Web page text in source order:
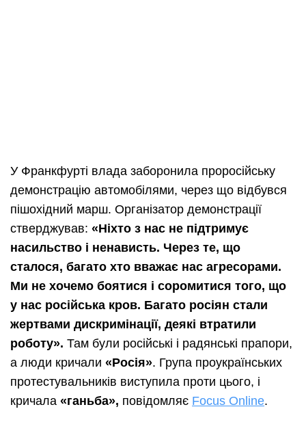
У Франкфурті влада заборонила проросійську
демонстрацію автомобілями, через що відбувся
пішохідний марш. Організатор демонстрації
стверджував: «Ніхто з нас не підтримує
насильство і ненависть. Через те, що
сталося, багато хто вважає нас агресорами.
Ми не хочемо боятися і соромитися того, що
у нас російська кров. Багато росіян стали
жертвами дискримінації, деякі втратили
роботу». Там були російські і радянські прапори,
а люди кричали «Росія». Група проукраїнських
протестувальників виступила проти цього, і
кричала «ганьба», повідомляє Focus Online.